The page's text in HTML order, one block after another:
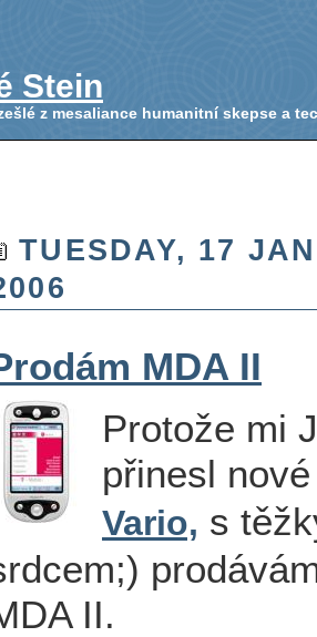
Stein
z mesaliance humanitní skepse a
TUESDAY, 17
MDA II
Protože mi
přinesl
Vario, s
II.